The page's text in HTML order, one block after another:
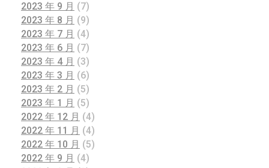
2023 年 9 月 (7)
2023 年 8 月 (9)
2023 年 7 月 (4)
2023 年 6 月 (7)
2023 年 4 月 (3)
2023 年 3 月 (6)
2023 年 2 月 (5)
2023 年 1 月 (5)
2022 年 12 月 (4)
2022 年 11 月 (4)
2022 年 10 月 (5)
2022 年 9 月 (4)